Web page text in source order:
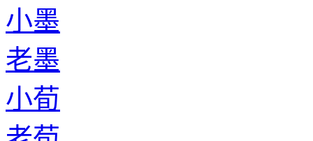
小墨
老墨
小荀